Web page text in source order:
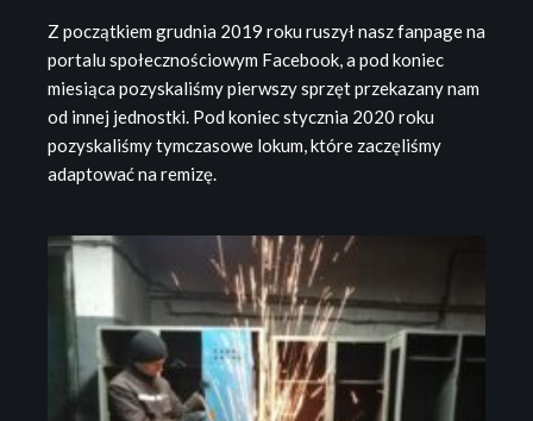
Z początkiem grudnia 2019 roku ruszył nasz fanpage na
portalu społecznościowym Facebook, a pod koniec
miesiąca pozyskaliśmy pierwszy sprzęt przekazany nam
od innej jednostki. Pod koniec stycznia 2020 roku
pozyskaliśmy tymczasowe lokum, które zaczęliśmy
adaptować na remizę.